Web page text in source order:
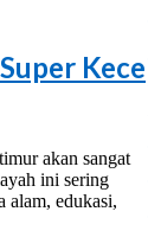
Kece
akan sangat
ini sering
alam, edukasi,